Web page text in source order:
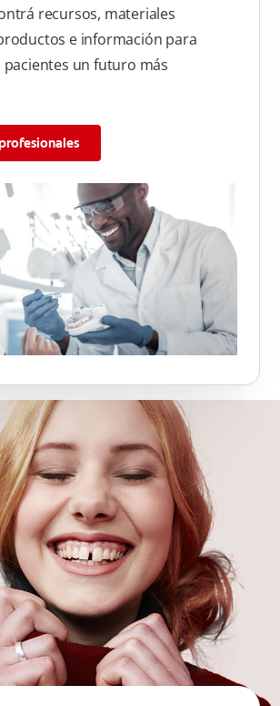
recursos, materiales
e información para
un futuro más